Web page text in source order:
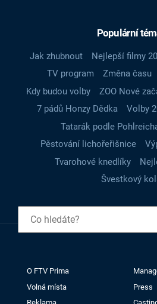
Populární
Jak zhubnout Nejlepší filmy
TV program
Změna času
Kdy budou volby
ZOO Nové
7 pádů Honzy Dědka
Volby
Tatarák podle
Pěstování lichořeřišnice
Tvarohové knedlíky
Švestkový
O FTV Prima
Volná místa
Press